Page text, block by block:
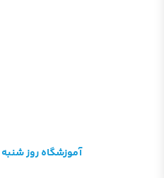
آموزشگاه روز